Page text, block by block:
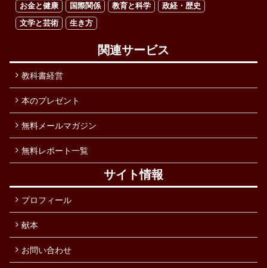
お金と健康 国際関係 教育と科学
政経・歴史
文学と芸術
生き方
関連サービス
教科書経営
本のプレゼント
無料メールマガジン
無料レポート一覧
サイト情報
プロフィール
献本
お問い合わせ